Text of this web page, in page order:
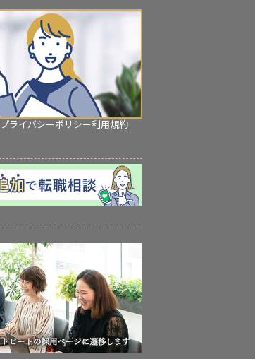
プライバシーポリシー利用規約